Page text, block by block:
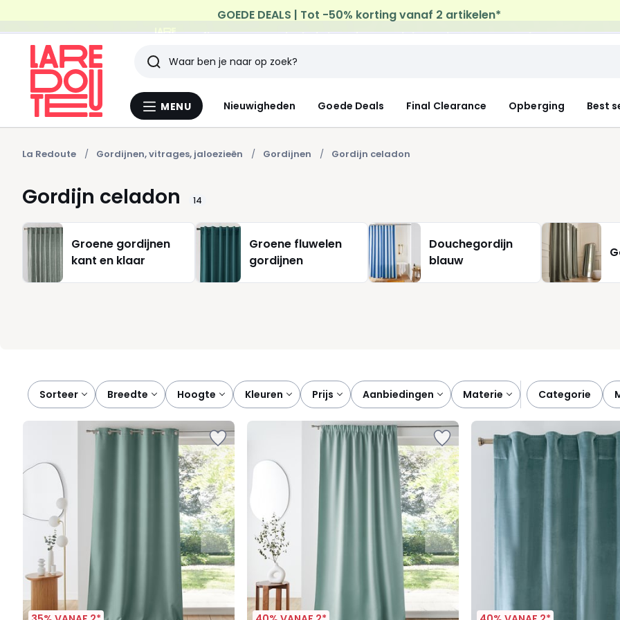
Profiteer van gratis thuis leveringop al de Mode & Home aankopen
Menu
MENU Nieuwigheden Goede Deals Final Clearance Opberging Best
Zoeken
Laatst
bekeken
artikelen
La Redoute Gordijnen, vitrages, jaloezieën Gordijnen Gordijn celadon
Gordijn celadon 14
Groene gordijnen
kant en klaar
Groene fluwelen
gordijnen
Douchegordijn
blauw
Sorteer
breedte hoogte kleuren prijs aanbiedingen materie categorie